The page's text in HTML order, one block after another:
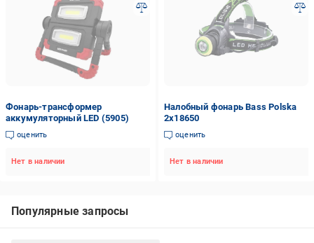
Фонарь-трансформер
аккумуляторный LED (5905)
оценить
Нет в наличии
Налобный фонарь Bass Polska
2х18650
оценить
Нет в наличии
Популярные запросы